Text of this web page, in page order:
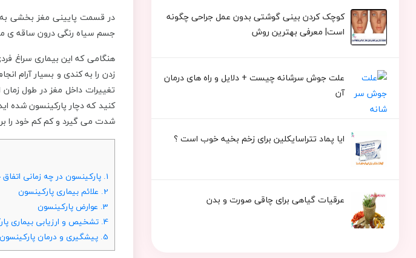
کوچک کردن بینی گوشتی بدون عمل جراحی چگونه
است| معرفی بهترین روش
علت جوش سرشانه چیست + دلایل و راه های درمان
آن
ایا پماد تتراسایکلین برای زخم بخیه خوب است ؟
عرقیات گیاهی برای چاقی صورت و بدن
در قسمت پایینی مغز بخشی به
جسم سیاه رنگی درون ساقه ی
هنگامی که این بیماری سراغ
زدن را به کندی و بسیار آرام
تغییرات داخل مغز در طول
کنید که دچار پارکینسون شده
شدت می گیرد و کم کم خود را
1. پارکینسون در چه زمانی
2. علائم بیماری پارکینسون
3. عوارض پارکینسون
4. تشخیص و ارزیابی بیماری
5. پیشگیری و درمان پارکینسون